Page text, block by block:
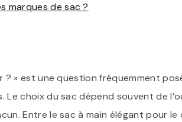
marques de sac ?
? » est une question fréquemment
Le choix du sac dépend souvent de
Entre le sac à main élégant pour